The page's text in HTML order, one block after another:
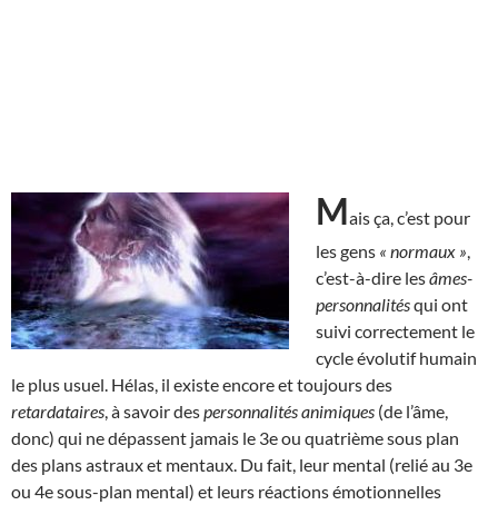
Mais ça, c’est pour
les gens « normaux »
c’est-à-dire lesâmes-
personnalitésqui ont
suivi correctement le
cycle évolutif humain
le plus usuel. Hélas, il existe encore et toujours des
retardataires , à savoir despersonnalités animiques (de l’âme,
donc) qui ne dépassent jamais le 3e ou quatrième sous plan
des plans astraux et mentaux. Du fait, leur mental (relié au 3e
ou 4e sous-plan mental) et leurs réactions émotionnelles